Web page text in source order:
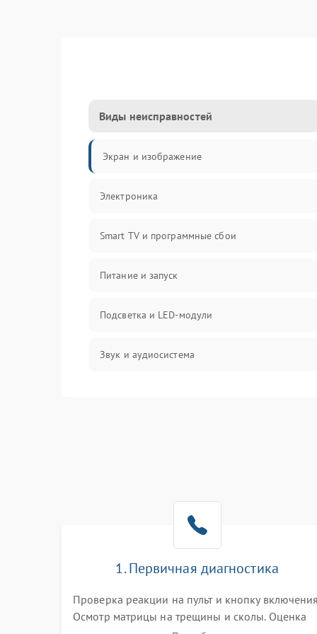
Виды неисправностей
Экран и изображение
Электроника
Smart TV и программные сбои
Питание и запуск
Подсветка и LED-модули
Звук и аудиосистема
Программное обеспечение
Корпус и механика
1. Первичная диагностика
Проверка реакции на пульт и кнопку
Осмотр матрицы на трещины и сколы. Оценка